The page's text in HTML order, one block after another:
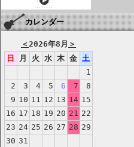
カレンダー
＜2026年8月 ＞
日
月 火 水 木 金 土
1
2
3 4 5 6 7
8
9 10 11 12 13 14 15
16 17 18 19 20 21 22
23 24 25 26 27 28 29
30 31